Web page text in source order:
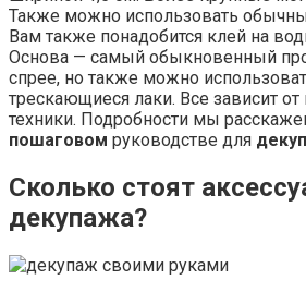
Также можно использовать
Вам также понадобится клей на
Основа — самый обыкновенный
спрее, но также можно
трескающиеся лаки. Все зависит
техники. Подробности мы
пошаговом руководстве для
Сколько стоят
декупажа?